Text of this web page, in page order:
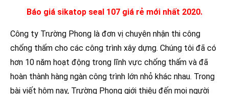
Báo giá sikatop seal 107 giá rẻ mới nhất 2020.
Công ty Trường Phong là đơn vị chuyên nhận thi công
chống thấm cho các công trình xây dựng. Chúng tôi đã có
hơn 10 năm hoạt động trong lĩnh vực chống thấm và đã
hoàn thành hàng ngàn công trình lớn nhỏ khác nhau. Trong
bài viết hôm nay, Trường Phong giới thiệu đến mọi người